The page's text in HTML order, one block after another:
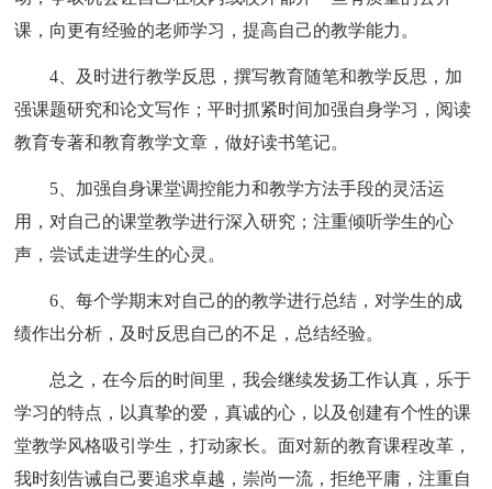
课，向更有经验的老师学习，提高自己的教学能力。
4、及时进行教学反思，撰写教育随笔和教学反思，加
强课题研究和论文写作；平时抓紧时间加强自身学习，阅读
教育专著和教育教学文章，做好读书笔记。
5、加强自身课堂调控能力和教学方法手段的灵活运
用，对自己的课堂教学进行深入研究；注重倾听学生的心
声，尝试走进学生的心灵。
6、每个学期末对自己的的教学进行总结，对学生的成
绩作出分析，及时反思自己的不足，总结经验。
总之，在今后的时间里，我会继续发扬工作认真，乐于
学习的特点，以真挚的爱，真诚的心，以及创建有个性的课
堂教学风格吸引学生，打动家长。面对新的教育课程改革，
我时刻告诫自己要追求卓越，崇尚一流，拒绝平庸，注重自